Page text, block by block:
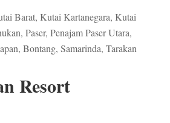
Barat, Kutai Kartanegara, Kutai
Paser, Penajam Paser Utara,
Bontang, Samarinda, Tarakan
Resort